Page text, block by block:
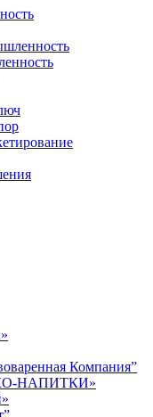
Компания”
НАПИТКИ»